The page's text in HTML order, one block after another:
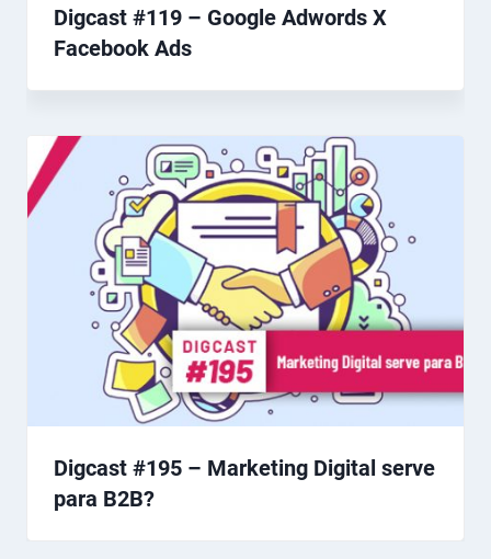
Digcast #119 – Google Adwords X
Facebook Ads
Digcast #195 – Marketing Digital serve
para B2B?